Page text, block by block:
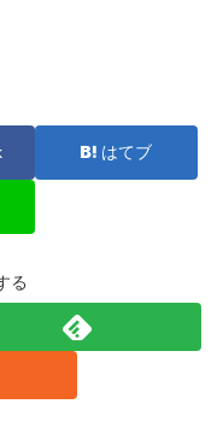
はてブ
る